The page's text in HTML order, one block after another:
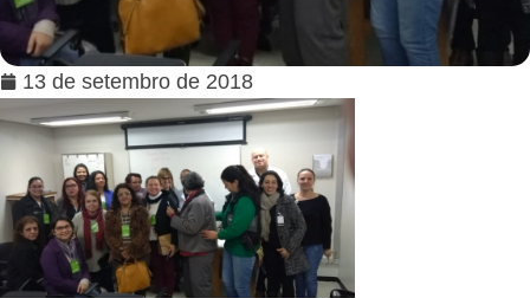
13 de setembro de 2018